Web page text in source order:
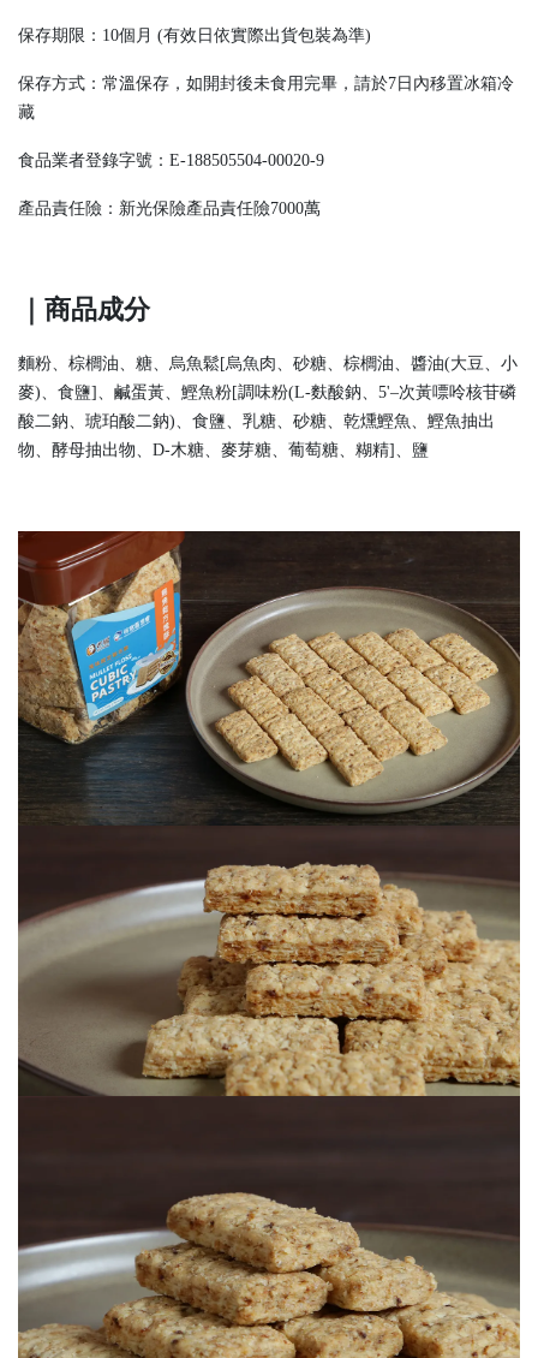
保存期限：10個月 (有效日依實際出貨包裝為準)
保存方式：常溫保存，如開封後未食用完畢，請於7日內移置冰箱冷
藏
食品業者登錄字號：E-188505504-00020-9
產品責任險：新光保險產品責任險7000萬
｜商品成分
麵粉、棕櫚油、糖、烏魚鬆[烏魚肉、砂糖、棕櫚油、醬油(大豆、小
麥)、食鹽]、鹹蛋黃、鰹魚粉[調味粉(L-麩酸鈉、5'–次黃嘌呤核苷磷
酸二鈉、琥珀酸二鈉)、食鹽、乳糖、砂糖、乾燻鰹魚、鰹魚抽出
物、酵母抽出物、D-木糖、麥芽糖、葡萄糖、糊精]、鹽